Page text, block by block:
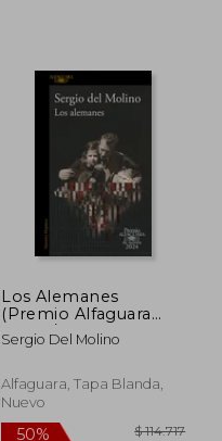
50%
Los Alemanes
(Premio Alfaguara
2024) / The Germans
Sergio Del Molino
Alfaguara, Tapa Blanda,
Nuevo